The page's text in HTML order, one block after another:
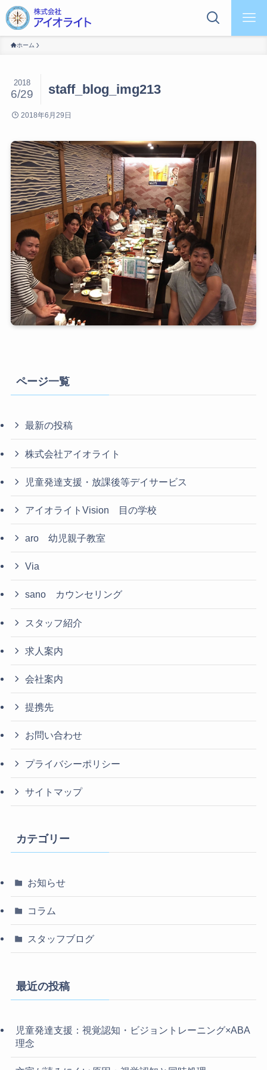
ホーム
staff_blog_img213
2018
6/29
2018年6月29日
ページ一覧
最新の投稿
株式会社アイオライト
児童発達支援・放課後等デイサービス
アイオライトVision 目の学校
aro 幼児親子教室
Via
sano カウンセリング
スタッフ紹介
求人案内
会社案内
提携先
お問い合わせ
プライバシーポリシー
サイトマップ
カテゴリー
お知らせ
コラム
スタッフブログ
最近の投稿
児童発達支援：視覚認知・ビジョントレーニング×ABA
理念